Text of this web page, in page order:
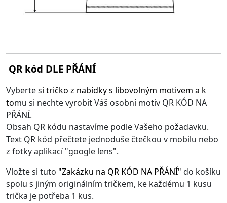
QR kód DLE PŘÁNÍ
Vyberte si tričko z nabídky s libovolným motivem a k
tomu si nechte vyrobit Váš osobní motiv QR KÓD NA
PŘÁNÍ.
Obsah QR kódu nastavíme podle Vašeho požadavku.
Text QR kód přečtete jednoduše čtečkou v mobilu nebo
z fotky aplikací "google lens".
Vložte si tuto "Zakázku na QR KÓD NA PŘÁNÍ" do košíku
spolu s jiným originálním tričkem, ke každému 1 kusu
trička je potřeba 1 kus.